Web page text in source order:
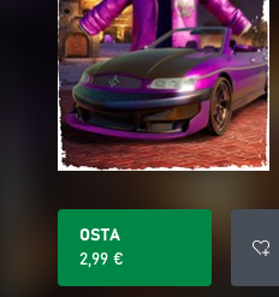
OSTA
2,99 €